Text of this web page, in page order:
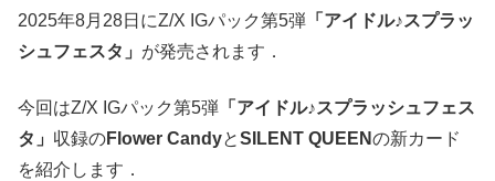
2025年8月28日にZ/X IGパック第5弾 「アイドル♪スプラッ
シュフェスタ」 が発売されます．
今回はZ/X IGパック第5弾 「アイドル♪スプラッシュフェス
タ」 収録のFlower CandyとSILENT QUEENの新カード
を紹介します．